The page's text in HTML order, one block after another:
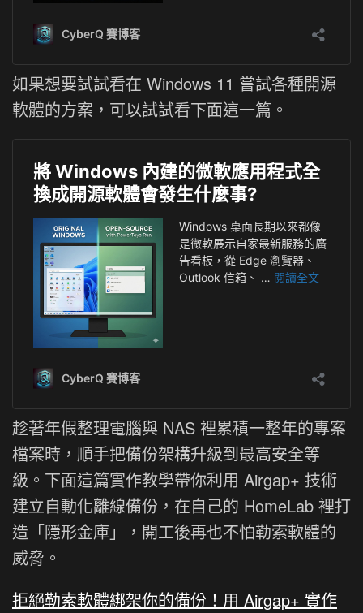
如果想要試試看在 Windows 11 嘗試各種開源
軟體的方案，可以試試看下面這一篇。
趁著年假整理電腦與 NAS 裡累積一整年的專案
檔案時，順手把備份架構升級到最高安全等
級。下面這篇實作教學帶你利用 Airgap+ 技術
建立自動化離線備份，在自己的 HomeLab 裡打
造「隱形金庫」，開工後再也不怕勒索軟體的
威脅。
拒絕勒索軟體綁架你的備份！用 Airgap+ 實作